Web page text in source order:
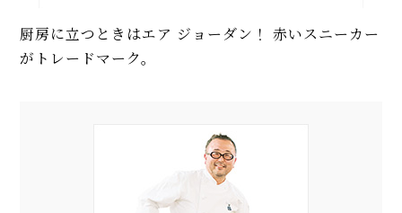
厨房に立つときはエア ジョーダン！ 赤いスニーカー
がトレードマーク。